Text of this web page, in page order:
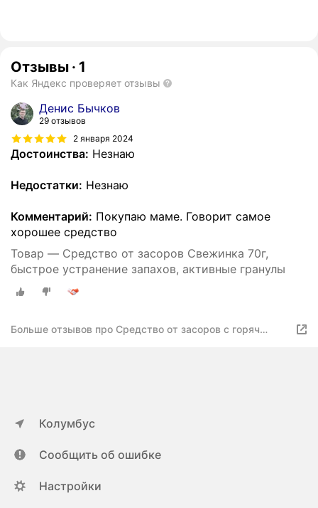
Отзывы · 1
Как Яндекс проверяет отзывы
Денис Бычков
29 отзывов
2 января 2024
Достоинства: Незнаю
Недостатки: Незнаю
Комментарий: Покупаю маме. Говорит самое
хорошее средство
Товар — Средство от засоров Свежинка 70г,
быстрое устранение запахов, активные гранулы
Больше отзывов про Средство от засоров с горяч
Колумбус
Сообщить об ошибке
Настройки